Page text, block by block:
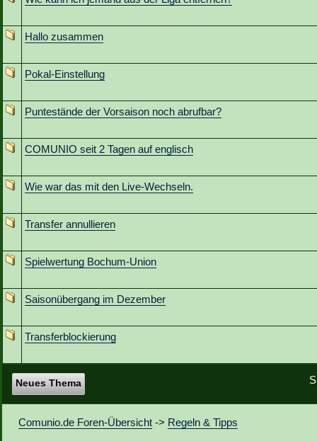
Hallo zusammen
Pokal-Einstellung
Puntestände der Vorsaison noch abrufbar?
COMUNIO seit 2 Tagen auf englisch
Wie war das mit den Live-Wechseln.
Transfer annullieren
Spielwertung Bochum-Union
Saisonübergang im Dezember
Transferblockierung
Neues Thema
Comunio.de Foren-Übersicht -> Regeln & Tipps